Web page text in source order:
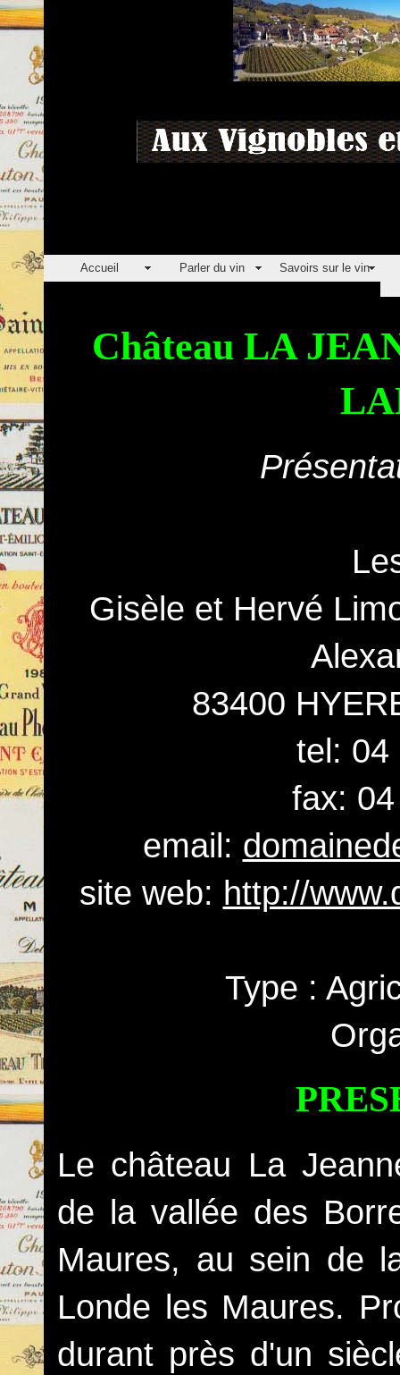
Accueil Parler du vin Savoirs sur le vin
Château LA
Gisèle et Hervé
83400
tel: 04
fax:
email:
site web: http://
Type :
Le château La
de la vallée des
Maures, au sein de
Londe les Maures.
durant près d'un